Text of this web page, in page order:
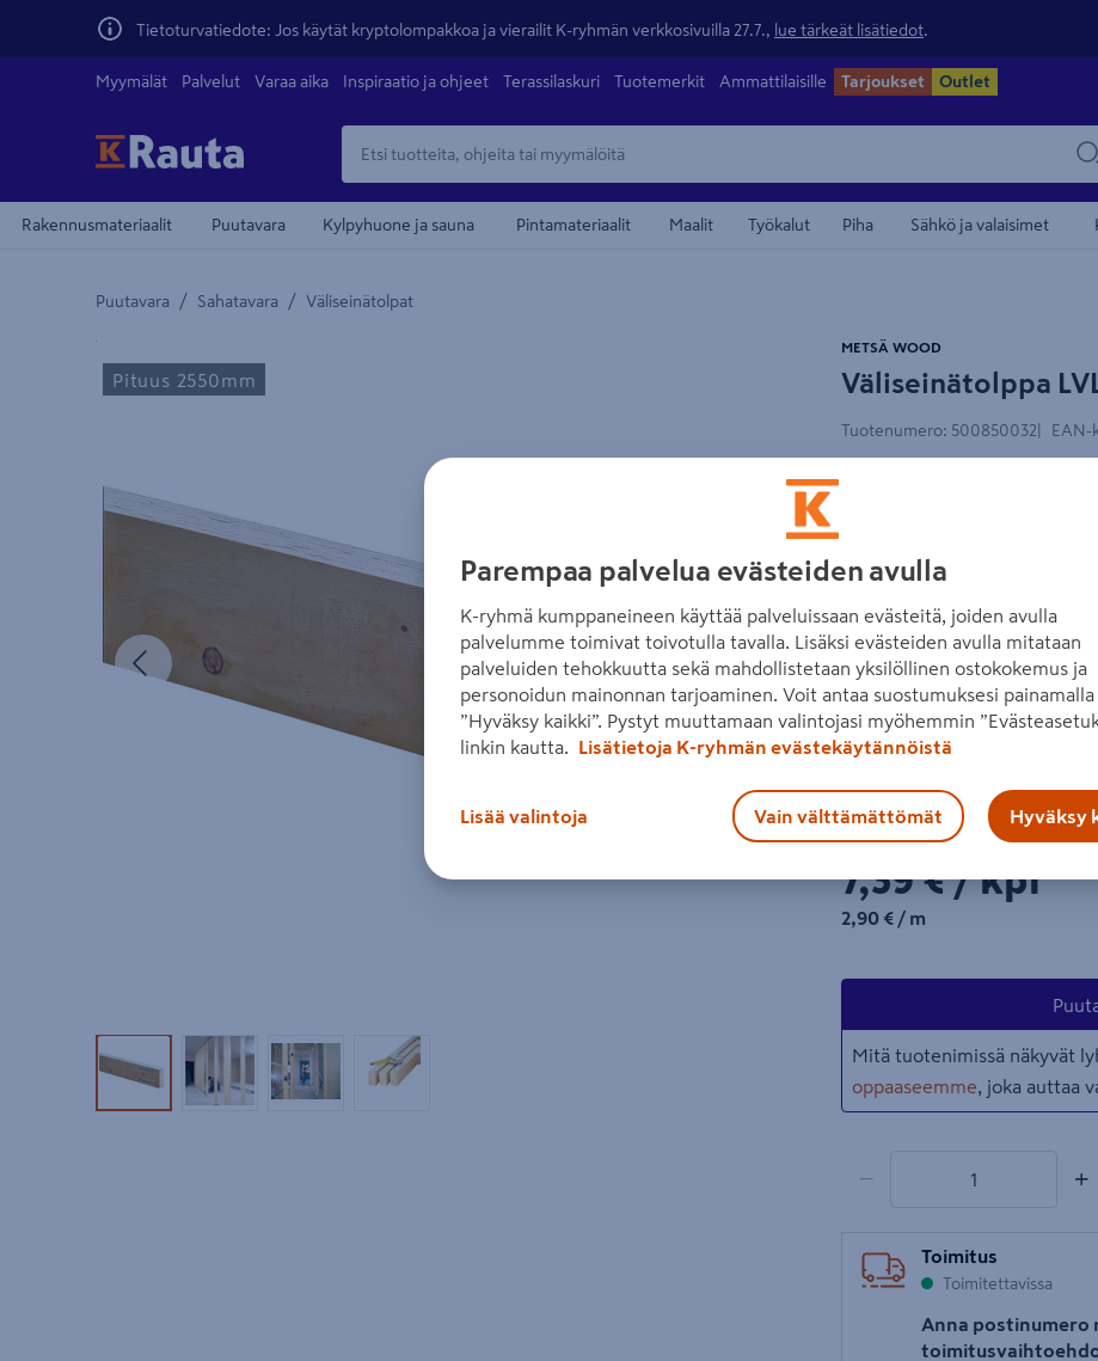
Tietoturvatiedote: Jos käytät kryptolompakkoa ja vierailit K-ryhmän verkkosivuilla 27.7., lue tärkeät lisätiedot
Myymälät Palvelut Varaa aika Inspiraatio ja ohjeet Terassilaskuri Tuotemerkit Ammattilaisille Tarjoukset Outlet
Rakennusmateriaalit Puutavara Kylpyhuone ja sauna Pintamateriaalit Maalit Työkalut Piha Sähkö ja valaisimet
Puutavara / Sahatavara / Väliseinätolpat
Yksityiskohtainen kuvaus löytyy Tuotteen kuvaus -maamerkistä
Edellinen
Pituus 2550mm Pituus 2550mm
Seuraava
Tuotekuva 1Tuotekuva 2Tuotekuva 3Tuotekuva 4
Väliseinätolppa
METSÄ WOOD
Tuotenumero: 500850032 EAN-
Kerto® LVL on kotimaisesta
väliseinärunkojen
eri pituuksia. Nopea asentaa
Lue koko tuotekuvaus
Katso vastuullisuustiedot
Hinta verkkokaupassa
7,39€/kpl
7,39 €/ kpl
2,90€/m
2,90 € / m
Mitä tuotenimissä näkyvät
oppaaseemme , joka auttaa
− +
Toimitus
Toimitettavissa
Anna postinumero
Parempaa palvelua evästeiden avulla
K-ryhmä kumppaneineen käyttää palveluissaan evästeitä, joiden avulla
palvelumme toimivat toivotulla tavalla. Lisäksi evästeiden avulla mitataan
palveluiden tehokkuutta sekä mahdollistetaan yksilöllinen ostokokemus ja
personoidun mainonnan tarjoaminen. Voit antaa suostumuksesi painamalla
”Hyväksy kaikki”. Pystyt muuttamaan valintojasi myöhemmin
linkin kautta.
Lisätietoja K-ryhmän evästekäytännöistä
Lisää valintoja Vain välttämättömät Hyväksy